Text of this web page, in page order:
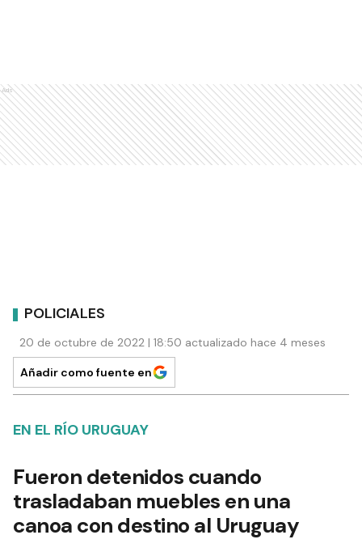
Ads
POLICIALES
20 de octubre de 2022 | 18:50 actualizado hace 4 meses
Añadir como fuente en
EN EL RÍO URUGUAY
Fueron detenidos cuando
trasladaban muebles en una
canoa con destino al Uruguay